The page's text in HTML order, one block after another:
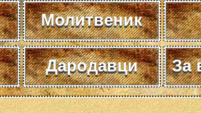
Молитвеник
Дародавци За